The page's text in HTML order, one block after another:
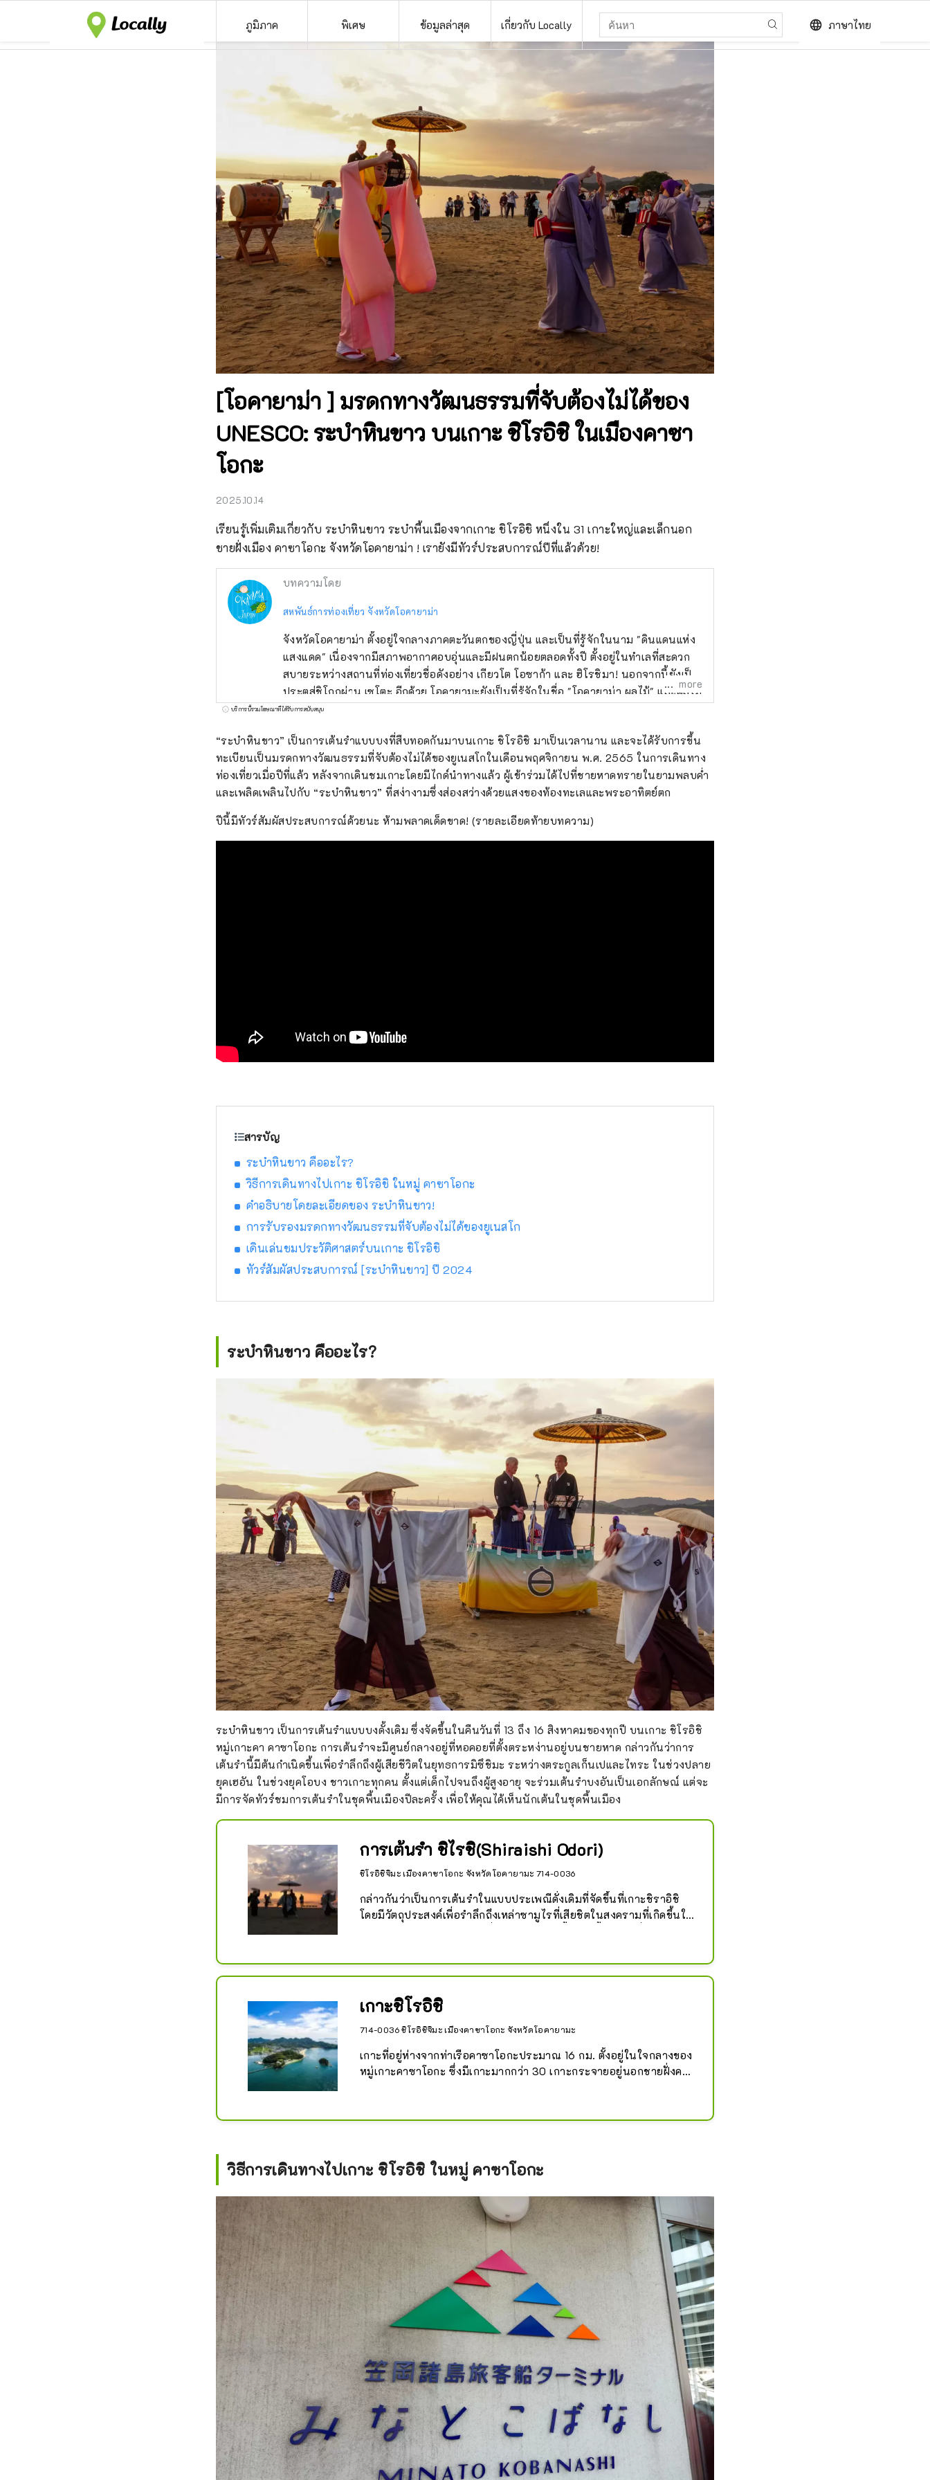
ภูมิภาค พิเศษ ข้อมูลล่าสุด เกี่ยวกับ Locally language ภาษาไทย
[โอคายาม่า ] มรดกทางวัฒนธรรมที่จับต้องไม่ได้ของ
UNESCO: ระบำหินขาว บนเกาะ ชิโรอิชิ ในเมืองคาซา
โอกะ
2025.10.14
เรียนรู้เพิ่มเติมเกี่ยวกับ ระบำหินขาว ระบำพื้นเมืองจากเกาะ ชิโรอิชิ หนึ่งใน 31 เกาะใหญ่และเล็กนอก
ชายฝั่งเมือง คาซาโอกะ จังหวัดโอคายาม่า ! เรายังมีทัวร์ประสบการณ์ปีที่แล้วด้วย!
บทความโดย
สหพันธ์การท่องเที่ยว จังหวัดโอคายาม่า
จังหวัดโอคายาม่า ตั้งอยู่ใจกลางภาคตะวันตกของญี่ปุ่น และเป็นที่รู้จักในนาม "ดินแดนแห่ง
แสงแดด" เนื่องจากมีสภาพอากาศอบอุ่นและมีฝนตกน้อยตลอดทั้งปี ตั้งอยู่ในทำเลที่สะดวก
สบายระหว่างสถานที่ท่องเที่ยวชื่อดังอย่าง เกียวโต โอซาก้า และ ฮิโรชิมา! นอกจากนี้ยังเป็น
ประตูสู่ชิโกกุผ่าน เซโตะ อีกด้วย โอคายามะยังเป็นที่รู้จักในชื่อ "โอคายาม่า ผลไม้" และผลไม้
ที่ได้รับแสงแดดในสภาพอากาศอบอุ่นของ เซโตอุจิ จะมีคุณภาพสูงสุดในแง่ของความหวาน
องุ่นพิโอเน่! โอคายามะยังเป็นที่ตั้งของสถานที่ท่องเที่ยวระดับโลกมากมาย เช่น Okayama
Castle [ปราสาท] Okayama Korakuen Garden [สวน] หนึ่งในสามสวนที่โด่งดังที่สุดของ
ญี่ปุ่น และ Kurashiki Bikan Historical Quarter [ย่าน] ซึ่งมีประวัติศาสตร์ วัฒนธรรม และ
ศิลปะอันอุดมสมบูรณ์!
more
บริการนี้รวมโฆษณาที่ได้รับการสนับสนุน
“ระบำหินขาว” เป็นการเต้นรำแบบบงที่สืบทอดกันมาบนเกาะ ชิโรอิชิ มาเป็นเวลานาน และจะได้รับการขึ้น
ทะเบียนเป็นมรดกทางวัฒนธรรมที่จับต้องไม่ได้ของยูเนสโกในเดือนพฤศจิกายน พ.ศ. 2565 ในการเดินทาง
ท่องเที่ยวเมื่อปีที่แล้ว หลังจากเดินชมเกาะโดยมีไกด์นำทางแล้ว ผู้เข้าร่วมได้ไปที่ชายหาดทรายในยามพลบค่ำ
และเพลิดเพลินไปกับ “ระบำหินขาว” ที่สง่างามซึ่งส่องสว่างด้วยแสงของท้องทะเลและพระอาทิตย์ตก
ปีนี้มีทัวร์สัมผัสประสบการณ์ด้วยนะ ห้ามพลาดเด็ดขาด! (รายละเอียดท้ายบทความ)
สารบัญ
ระบำหินขาว คืออะไร?
วิธีการเดินทางไปเกาะ ชิโรอิชิ ในหมู่ คาซาโอกะ
คำอธิบายโดยละเอียดของ ระบำหินขาว!
การรับรองมรดกทางวัฒนธรรมที่จับต้องไม่ได้ของยูเนสโก
เดินเล่นชมประวัติศาสตร์บนเกาะ ชิโรอิชิ
ทัวร์สัมผัสประสบการณ์ [ระบำหินขาว] ปี 2024
ระบำหินขาว คืออะไร?
ระบำหินขาว เป็นการเต้นรำแบบบงดั้งเดิม ซึ่งจัดขึ้นในคืนวันที่ 13 ถึง 16 สิงหาคมของทุกปี บนเกาะ ชิโรอิชิ
หมู่เกาะคา คาซาโอกะ การเต้นรำจะมีศูนย์กลางอยู่ที่หอคอยที่ตั้งตระหง่านอยู่บนชายหาด กล่าวกันว่าการ
เต้นรำนี้มีต้นกำเนิดขึ้นเพื่อรำลึกถึงผู้เสียชีวิตในยุทธการมิซึชิมะ ระหว่างตระกูลเก็นเปและไทระ ในช่วงปลาย
ยุคเฮอัน ในช่วงยุคโอบง ชาวเกาะทุกคน ตั้งแต่เด็กไปจนถึงผู้สูงอายุ จะร่วมเต้นรำบงอันเป็นเอกลักษณ์ แต่จะ
มีการจัดทัวร์ชมการเต้นรำในชุดพื้นเมืองปีละครั้ง เพื่อให้คุณได้เห็นนักเต้นในชุดพื้นเมือง
การเต้นรำ ชิไรชิ(Shiraishi Odori)
ชิโรอิชิจิมะ เมืองคาซาโอกะ จังหวัดโอคายามะ 714-0036
กล่าวกันว่าเป็นการเต้นรำในแบบประเพณีดั่งเดิมที่จัดขึ้นที่เกาะชิราอิชิ
โดยมีวัตถุประสงค์เพื่อรำลึกถึงเหล่าซามูไรที่เสียชิตในสงครามที่เกิดขึ้นใน
เกาะชิโรอิชิ
714-0036 ชิโรอิชิจิมะ เมืองคาซาโอกะ จังหวัดโอคายามะ
เกาะที่อยู่ห่างจากท่าเรือคาซาโอกะประมาณ 16 กม. ตั้งอยู่ในใจกลางของ
หมู่เกาะคาซาโอกะ ซึ่งมีเกาะมากกว่า 30 เกาะกระจายอยู่นอกชายฝั่งคา
นอกจากนี้ เกาะชิโรอิชิซึ่งเป็นที่รู้จักในฐานะจุดชมวิวในอุทยานแห่งชาติ
น่าอัศจรรย์
วิธีการเดินทางไปเกาะ ชิโรอิชิ ในหมู่ คาซาโอกะ